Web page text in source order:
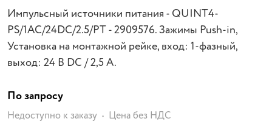
Импульсный источники питания - QUINT4-
PS/1AC/24DC/2.5/PT - 2909576. Зажимы Push-in,
Установка на монтажной рейке, вход: 1-фазный,
выход: 24 В DC / 2,5 A.
По запросу
Недоступно к заказу Цена без НДС